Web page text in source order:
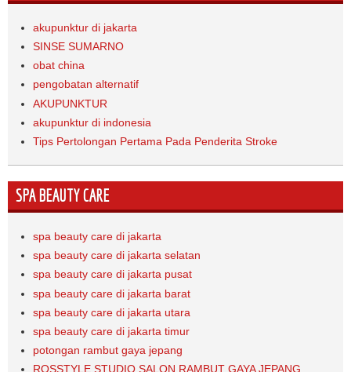
akupunktur di jakarta
SINSE SUMARNO
obat china
pengobatan alternatif
AKUPUNKTUR
akupunktur di indonesia
Tips Pertolongan Pertama Pada Penderita Stroke
SPA BEAUTY CARE
spa beauty care di jakarta
spa beauty care di jakarta selatan
spa beauty care di jakarta pusat
spa beauty care di jakarta barat
spa beauty care di jakarta utara
spa beauty care di jakarta timur
potongan rambut gaya jepang
ROSSTYLE STUDIO SALON RAMBUT GAYA JEPANG